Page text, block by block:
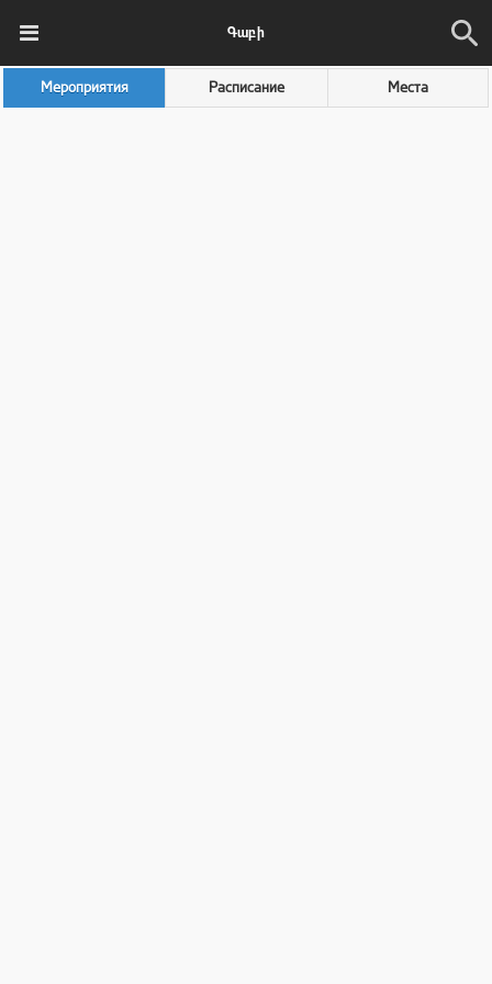
Գաբի
Мероприятия Расписание Места